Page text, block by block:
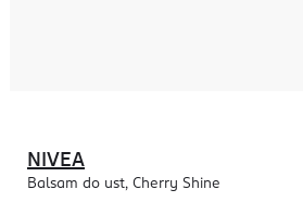
NIVEA
Balsam do ust, Cherry Shine